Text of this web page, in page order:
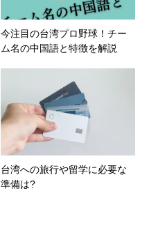
今注目の台湾プロ野球！チー
ム名の中国語と特徴を解説
台湾への旅行や留学に必要な
準備は?